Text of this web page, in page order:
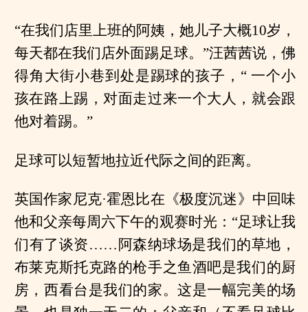
“在我们店里上班的阿姨，她儿子大概10岁，
每天都在我们店外面踢足球。”汪茜茜说，佛
得角大街小巷到处是踢球的孩子，“ 一个小
孩在路上踢，对面走过来一个大人，就会跟
他对着踢。”
足球可以短暂地拉近代际之间的距离。
英国作家尼克·霍恩比在《极度沉迷》中回味
他和父亲每周六下午的观赛时光：“足球让我
们有了谈资……阿森纳球场是我们的草地，
布莱克斯托克路的枪手之鱼酒吧是我们的厨
房，西看台是我们的家。这是一幅完美的场